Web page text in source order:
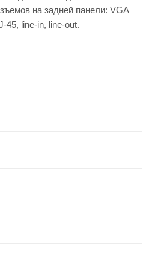
на задней панели: VGA
45, line-in, line-out.